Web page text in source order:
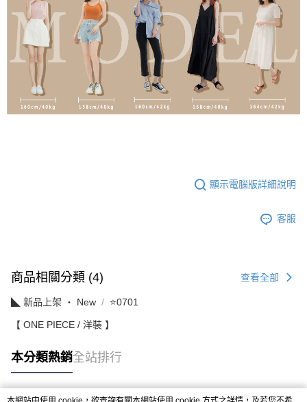
顯示電腦版詳細說明
客服
商品相關分類 (4) 查看全部
◣ 新品上架 ‧ New ⭐0701
【 ONE PIECE / 洋裝 】
本分類熱銷全站排行